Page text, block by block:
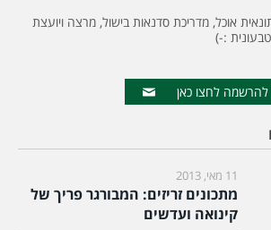
אוכל, מדריכת סדנאות בישול, מרצה ויועצת
:-)
להרשמה לחצו כאן
11 מאי, 2013
מתכונים זריזים: המבורגר פריך של
קינואה ועדשים